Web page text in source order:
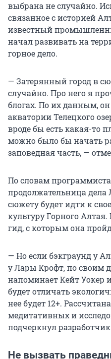
выбрана не случайно.
связанное с историей
известный
начал развивать на
горное дело.
— Затерянный город в
случайно. Про него я
блогах. По их данным,
акватории Телецкого
вроде бы есть какая-то
можно было бы начать
заповедная часть, —
По словам
продолжательница дела
сюжету будет идти к
культуру Горного
гид, с которым она
— Но если бэкграунд у
у Лары Крофт, по своим
напоминает Кейт Уокер
будет отличать
нее будет 12+.
медитативных и
подчеркнул
Не вызвать